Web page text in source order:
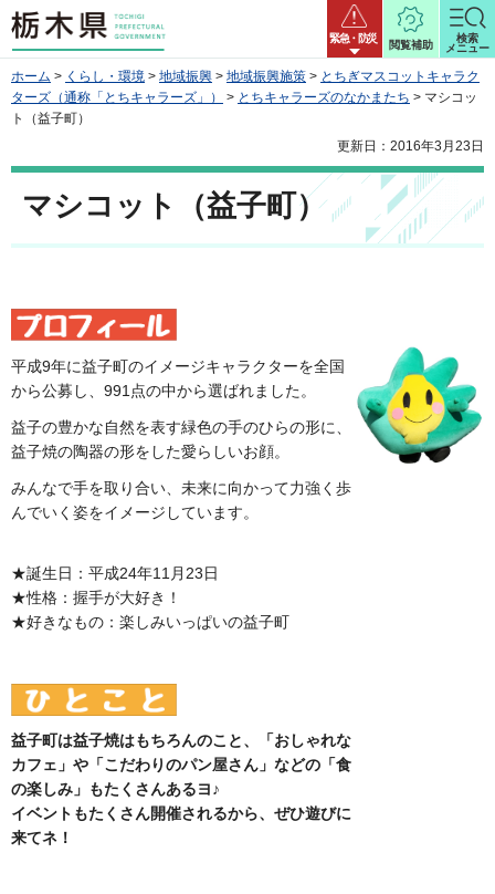
栃木県 緊急・防災
閲覧補助
検索
メニュー
ホーム > くらし・環境 > 地域振興 > 地域振興施策 > とちぎマスコットキャラク
ターズ（通称「とちキャラーズ」）
> とちキャラーズのなかまたち > マシコッ
ト（益子町）
更新日：2016年3月23日
マシコット（益子町）
平成9年に益子町のイメージキャラクターを全国
から公募し、991点の中から選ばれました。
益子の豊かな自然を表す緑色の手のひらの形に、
益子焼の陶器の形をした愛らしいお顔。
みんなで手を取り合い、未来に向かって力強く歩
んでいく姿をイメージしています。
★誕生日：平成24年11月23日
★性格：握手が大好き！
★好きなもの：楽しみいっぱいの益子町
益子町は益子焼はもちろんのこと、「おしゃれな
カフェ」や「こだわりのパン屋さん」などの「食
の楽しみ」もたくさんあるヨ♪
イベントもたくさん開催されるから、ぜひ遊びに
来てネ！